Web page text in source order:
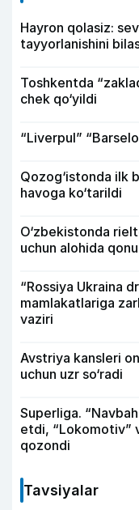
Hayron qolasiz:
tayyorlanishini
Toshkentda
chek qo‘yildi
“Liverpul”
Qozog‘istonda ilk
havoga ko‘tarildi
O‘zbekistonda
uchun alohida
“Rossiya Ukraina
mamlakatlariga
vaziri
Avstriya kansleri
uchun uzr so‘radi
Superliga.
etdi, “Lokomotiv”
qozondi
Tavsiyalar